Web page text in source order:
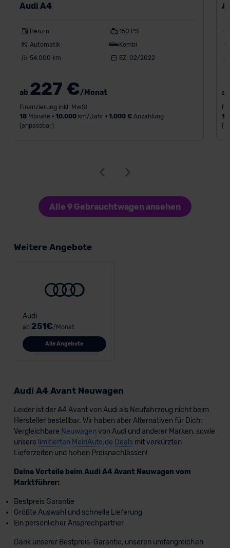
Audi A4
Benzin
150 PS
Automatik
Kombi
54.000 km
EZ: 02/2022
ab 227 €/Monat
Finanzierung inkl. MwSt.
18Monate • 10.000km/Jahr • 1.000 €Anzahlung
(anpassbar)
18
Alle 9 Gebrauchtwagen ansehen
Weitere Angebote
Audi
ab 251€/Monat
Alle Angebote
Audi A4 Avant Neuwagen
Leider ist der A4 Avant von Audi als Neufahrzeug nicht beim
Hersteller bestellbar. Wir haben aber Alternativen für Dich:
Vergleichbare Neuwagenvon Audi und anderer Marken, sowie
unsere limitierten MeinAuto.de Dealsmit verkürzten
Lieferzeiten und hohen Preisnachlässen!
Deine Vorteile beim Audi A4 Avant Neuwagen vom
Marktführer:
Bestpreis Garantie
Größte Auswahl und schnelle Lieferung
Ein persönlicher Ansprechpartner
Dank unserer Bestpreis-Garantie, unseren umfangreichen